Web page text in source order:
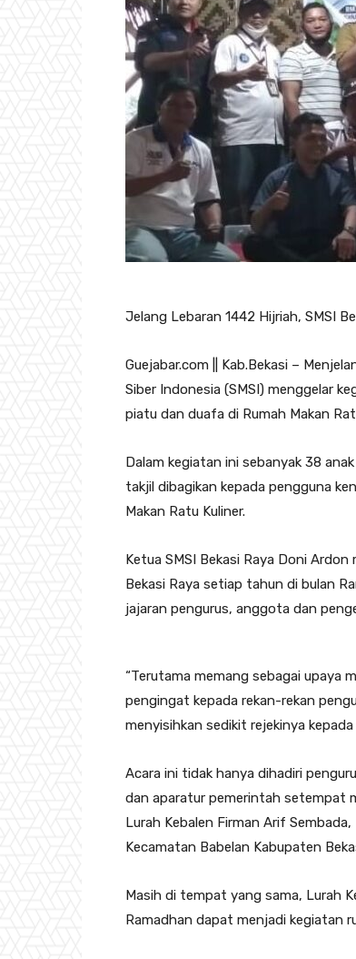
Jelang Lebaran 1442 Hijriah, SMSI
Guejabar.com || Kab.Bekasi –
Siber Indonesia (SMSI) menggelar
piatu dan duafa di Rumah Makan
Dalam kegiatan ini sebanyak 38
takjil dibagikan kepada pengguna
Makan Ratu Kuliner.
Ketua SMSI Bekasi Raya Doni
Bekasi Raya setiap tahun di bulan
jajaran pengurus, anggota dan
“Terutama memang sebagai upaya
pengingat kepada rekan-rekan
menyisihkan sedikit rejekinya
Acara ini tidak hanya dihadiri
dan aparatur pemerintah setempat
Lurah Kebalen Firman Arif
Kecamatan Babelan Kabupaten
Masih di tempat yang sama, Lurah
Ramadhan dapat menjadi kegiatan